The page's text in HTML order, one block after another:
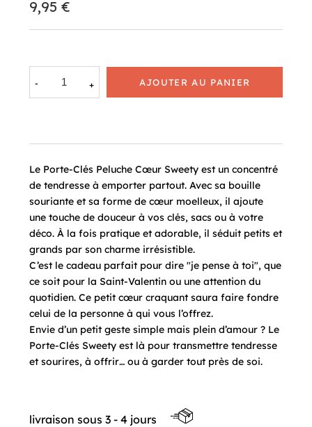
9,95 €
AJOUTER AU PANIER
Le Porte-Clés Peluche Cœur Sweety est un concentré
de tendresse à emporter partout. Avec sa bouille
souriante et sa forme de cœur moelleux, il ajoute
une touche de douceur à vos clés, sacs ou à votre
déco. À la fois pratique et adorable, il séduit petits et
grands par son charme irrésistible.
C’est le cadeau parfait pour dire "je pense à toi", que
ce soit pour la Saint-Valentin ou une attention du
quotidien. Ce petit cœur craquant saura faire fondre
celui de la personne à qui vous l’offrez.
Envie d’un petit geste simple mais plein d’amour ? Le
Porte-Clés Sweety est là pour transmettre tendresse
et sourires, à offrir… ou à garder tout près de soi.
livraison sous 3 - 4 jours